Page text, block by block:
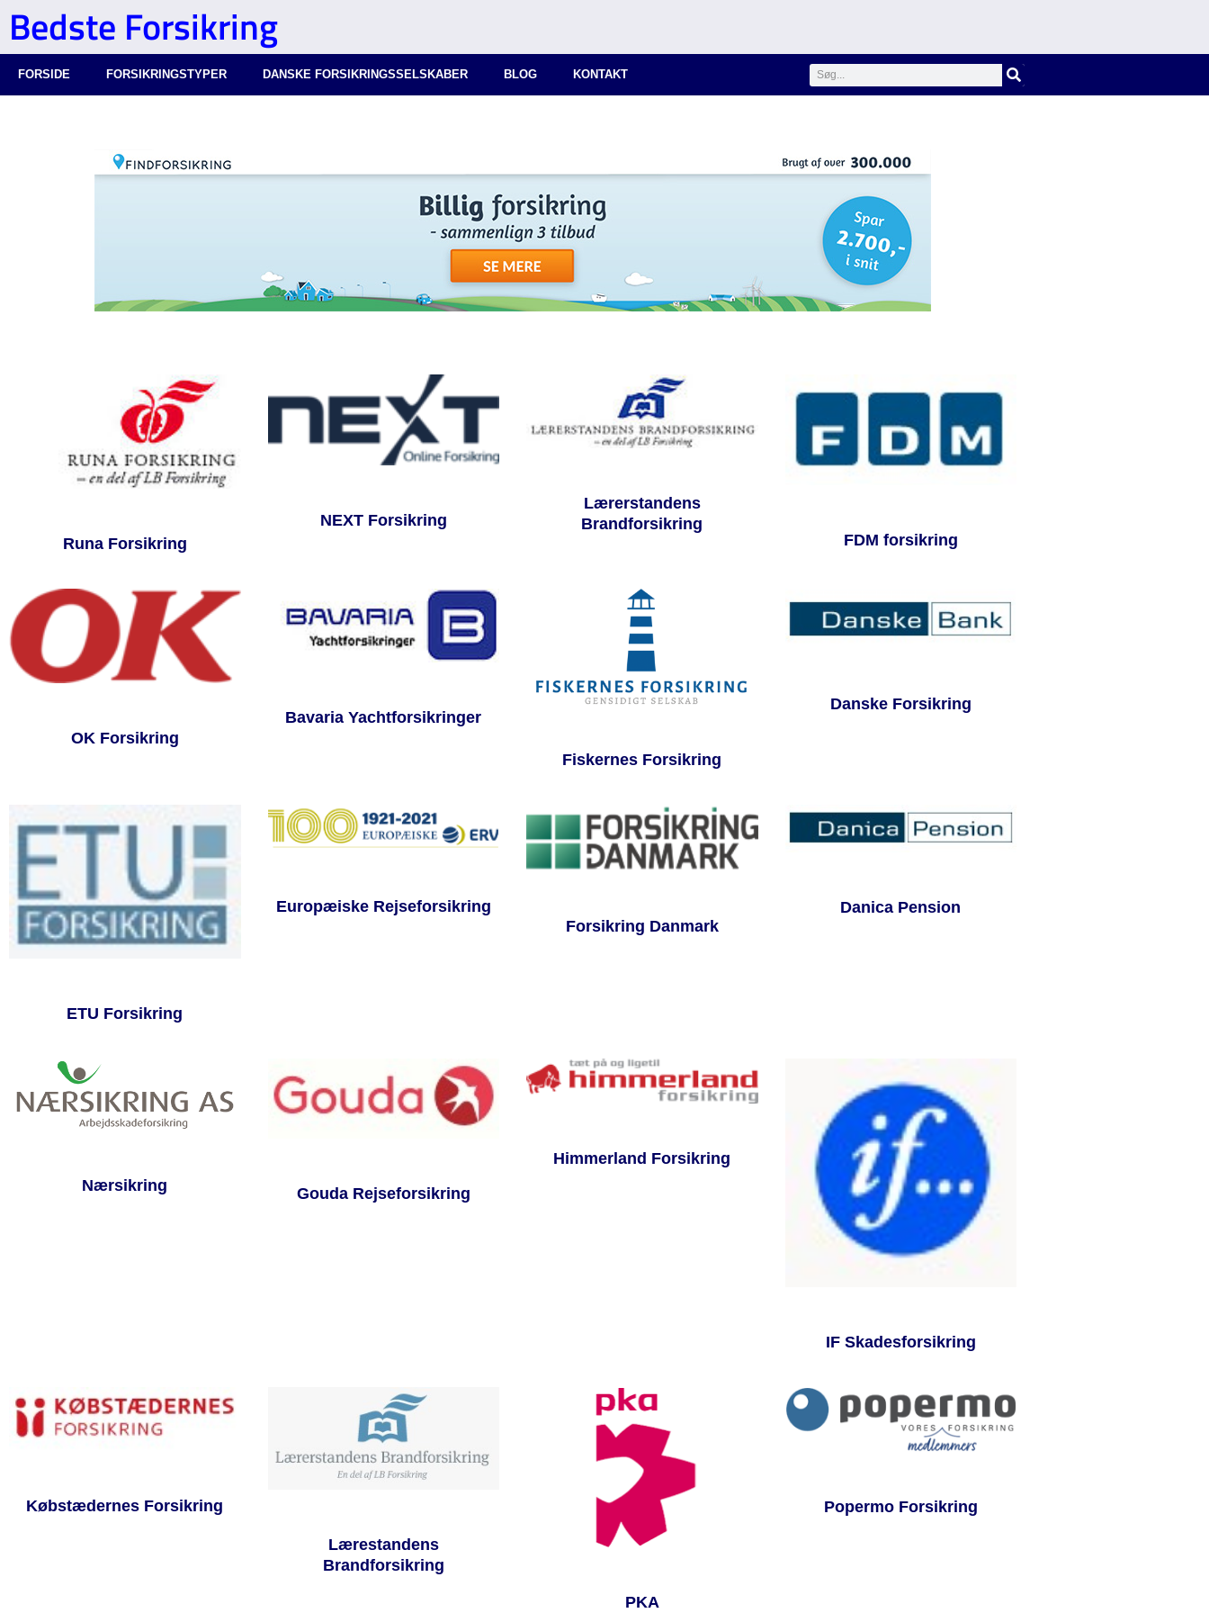
Bedste Forsikring
FORSIDE FORSIKRINGSTYPER DANSKE FORSIKRINGSSELSKABER BLOG KONTAKT
Runa Forsikring
NEXT Forsikring
Lærerstandens
Brandforsikring
FDM forsikring
OK Forsikring
Bavaria Yachtforsikringer
Fiskernes Forsikring
Danske Forsikring
ETU Forsikring
Europæiske Rejseforsikring
Forsikring Danmark
Danica Pension
Nærsikring Gouda Rejseforsikring
Himmerland Forsikring
IF Skadesforsikring
Købstædernes Forsikring
Lærestandens
Brandforsikring
PKA
Popermo Forsikring